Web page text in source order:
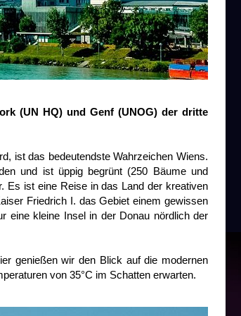
(UN HQ) und Genf (UNOG) der dritte
ist das bedeutendste Wahrzeichen Wiens.
und ist üppig begrünt (250 Bäume und
Es ist eine Reise in das Land der kreativen
Friedrich I. das Gebiet einem gewissen
eine kleine Insel in der Donau nördlich der
genießen wir den Blick auf die modernen
von 35°C im Schatten erwarten.